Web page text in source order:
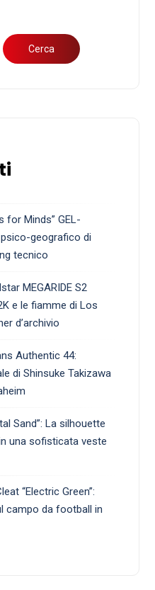
Cerca
for Minds” GEL-
psico-geografico di
tecnico
MEGARIDE S2
e le fiamme di Los
d’archivio
Authentic 44:
di Shinsuke Takizawa
Sand”: La silhouette
una sofisticata veste
“Electric Green”:
campo da football in